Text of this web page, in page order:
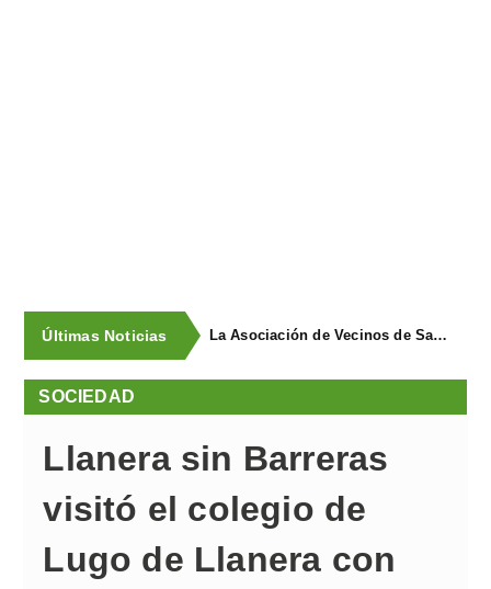
Últimas Noticias La Asociación de Vecinos de Santa Cruz descubrió los Covarones
SOCIEDAD
Llanera sin Barreras
visitó el colegio de
Lugo de Llanera con